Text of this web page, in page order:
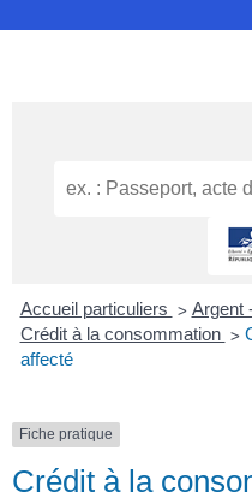
Accueil particuliers > Argent
Crédit à la consommation >
affecté
Fiche pratique
Crédit à la